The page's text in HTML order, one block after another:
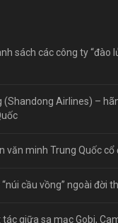
sách các công ty “đào
(Shandong Airlines) –
văn minh Trung Quốc cổ
cầu vồng” ngoài đời
giữa sa mạc Gobi,